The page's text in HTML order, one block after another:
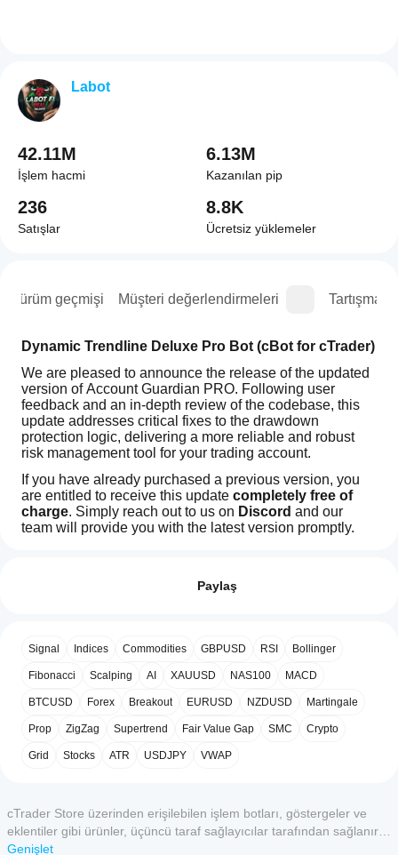
Sürüm geçmişi Müşteri değerlendirmeleri Tartışma
Dynamic Trendline Deluxe Pro Bot (cBot for cTrader)
We are pleased to announce the release of the updated
version of Account Guardian PRO. Following user
feedback and an in-depth review of the codebase, this
update addresses critical fixes to the drawdown
protection logic, delivering a more reliable and robust
risk management tool for your trading account.
If you have already purchased a previous version, you
are entitled to receive this update completely free of
charge. Simply reach out to us on Discord and our
team will provide you with the latest version promptly.
https://ctrader.com/products/3775
Thanks.
3
100 %
0 %
0 %
Tümü 5 4 3 2
bulut veya
yerel
başlatın.
uygulamaları
tarafından
Tüm cTrader
uygulamaları,
bulut
yerel yürütme
desteği
yalnızca
cBot
nasıl test
bir demo
hesapta
(önceki
Daha iyi
sonuçlar
için cBot
Paylaş
Signal Indices Commodities GBPUSD RSI Bollinger
Fibonacci Scalping AI XAUUSD NAS100 MACD
BTCUSD Forex Breakout EURUSD NZDUSD Martingale
Prop ZigZag Supertrend Fair Value Gap SMC Crypto
Grid Stocks ATR USDJPY VWAP
cTrader Store üzerinden erişilebilen işlem botları, göstergeler ve
eklentiler gibi ürünler, üçüncü taraf sağlayıcılar tarafından sağlanır
ve yalnızca bilgilendirme ve teknik erişim amaçlarıyla sunulur.
Genişlet
Labot
42.11M
İşlem hacmi
6.13M
Kazanılan pip
236
Satışlar
8.8K
Ücretsiz yüklemeler